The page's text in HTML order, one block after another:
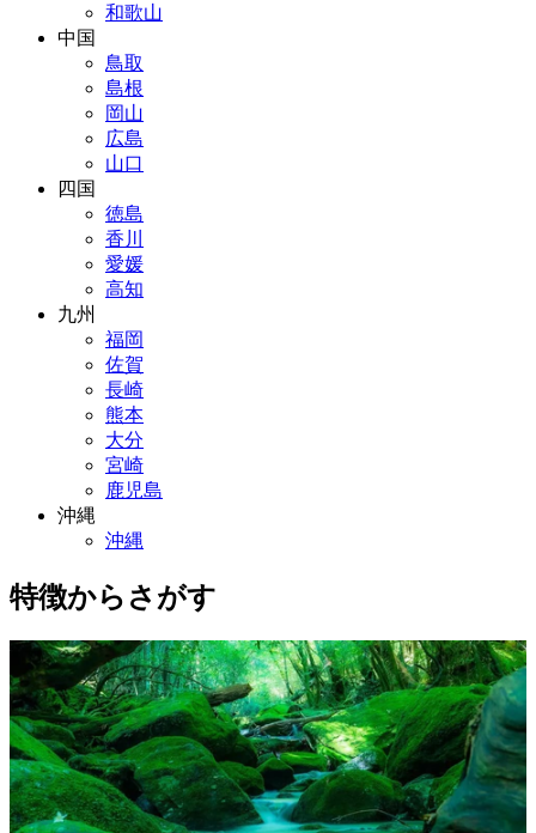
和歌山
中国
鳥取
島根
岡山
広島
山口
四国
徳島
香川
愛媛
高知
九州
福岡
佐賀
長崎
熊本
大分
宮崎
鹿児島
沖縄
沖縄
特徴からさがす